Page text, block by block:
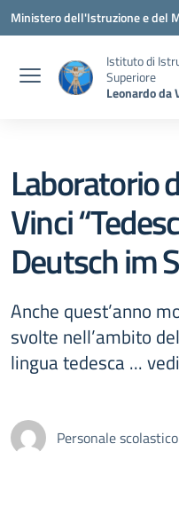
Vai ai contenuti
Vai al menu di navigazione
Vai al footer
Ministero dell'Istruzione e del
Istituto di
Superiore
Leonardo da
Laboratorio
Vinci
Deutsch im
Anche quest’anno
svolte nell’ambito
lingua tedesca ...
Personale scolastico